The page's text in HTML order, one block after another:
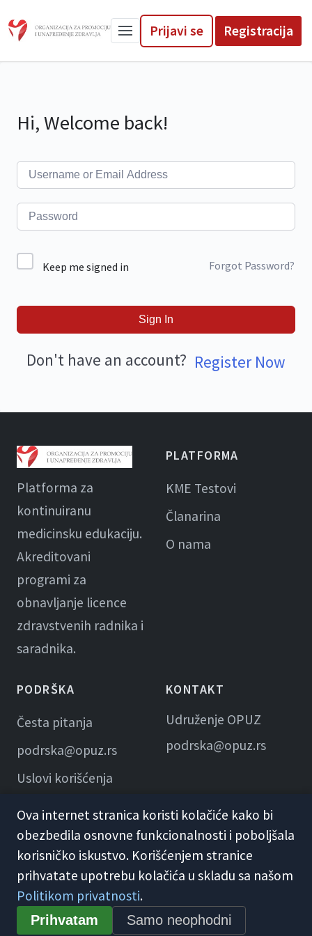
Prijavi se Registracija
Hi, Welcome back!
Keep me signed in Forgot Password?
Sign In
Don't have an account? Register Now
Platforma za
kontinuiranu
medicinsku edukaciju.
Akreditovani
programi za
obnavljanje licence
zdravstvenih radnika i
saradnika.
PLATFORMA
KME Testovi
Članarina
O nama
PODRŠKA
Česta pitanja
podrska@opuz.rs
Uslovi korišćenja
KONTAKT
Udruženje OPUZ
podrska@opuz.rs
© 2026 KME Opuz · Udruženje OPUZ
Opšti uslovi korišćenja
Ova internet stranica koristi kolačiće kako bi
obezbedila osnovne funkcionalnosti i poboljšala
korisničko iskustvo. Korišćenjem stranice
prihvatate upotrebu kolačića u skladu sa našom
Politikom privatnosti.
Prihvatam Samo neophodni